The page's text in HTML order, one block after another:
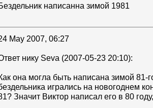
написанна зимой 1981
May 2007, 06:27
нику Seva (2007-05-23 20:10):
она могла быть написана зимой 81-
игрались на новогоднем
Значит Виктор написал его в 80